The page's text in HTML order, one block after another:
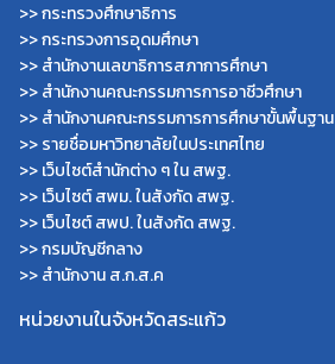
>>กระทรวงศึกษาธิการ
>>กระทรวงการอุดมศึกษา
>>สำนักงานเลขาธิการสภาการศึกษา
>>สำนักงานคณะกรรมการการอาชีวศึกษา
>>สำนักงานคณะกรรมการการศึกษาขั้นพื้นฐาน
>>รายชื่อมหาวิทยาลัยในประเทศไทย
>>เว็บไซต์สำนักต่าง ๆ ใน สพฐ.
>>เว็บไซต์ สพม. ในสังกัด สพฐ.
>>เว็บไซต์ สพป. ในสังกัด สพฐ.
>>กรมบัญชีกลาง
>>สำนักงาน ส.ก.ส.ค
หน่วยงานในจังหวัดสระแก้ว